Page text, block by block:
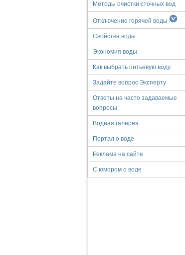
Методы очистки сточных вод
Отключение горячей воды
Свойства воды
Экономия воды
Как выбрать питьевую воду
Задайте вопрос Эксперту
Ответы на часто задаваемые
вопросы
Водная галерея
Портал о воде
Реклама на сайте
С юмором о воде